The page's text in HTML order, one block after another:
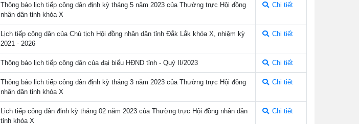
Thông báo lịch tiếp công dân định kỳ tháng 5 năm 2023 của Thường trực Hội đồng
nhân dân tỉnh khóa X
Chi tiết
Lịch tiếp công dân của Chủ tịch Hội đồng nhân dân tỉnh Đắk Lắk khóa X, nhiệm kỳ
2021 - 2026
Chi tiết
Thông báo lịch tiếp công dân của đại biểu HĐND tỉnh - Quý II/2023 Chi tiết
Thông báo lịch tiếp công dân định kỳ tháng 3 năm 2023 của Thường trực Hội đồng
nhân dân tỉnh khóa X
Chi tiết
Lịch tiếp công dân định kỳ tháng 02 năm 2023 của Thường trực Hội đồng nhân dân
tỉnh khóa X
Chi tiết